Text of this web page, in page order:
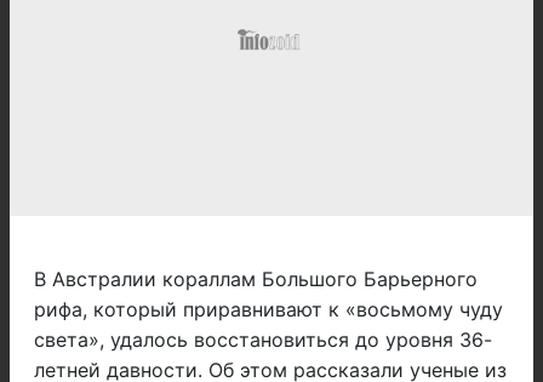
В Австралии кораллам Большого Барьерного
рифа, который приравнивают к «восьмому чуду
света», удалось восстановиться до уровня 36-
летней давности. Об этом рассказали ученые из